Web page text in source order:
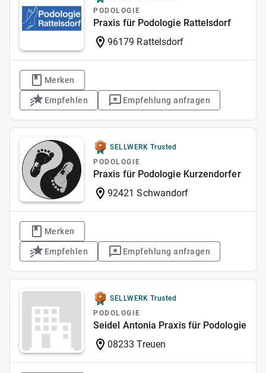
PODOLOGIE
Praxis für Podologie Rattelsdorf
96179 Rattelsdorf
Merken
Empfehlen Empfehlung anfragen
SELLWERK Trusted
PODOLOGIE
Praxis für Podologie Kurzendorfer
92421 Schwandorf
Merken
Empfehlen Empfehlung anfragen
SELLWERK Trusted
PODOLOGIE
Seidel Antonia Praxis für Podologie
08233 Treuen